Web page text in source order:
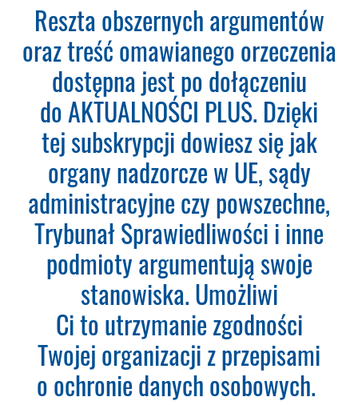
o Ochronie Danych
Osobowych (RODO).
Codzienna aktualizacja
bazy orzeczeń.
Teraz zamawiasz Szkolenie RODO -
Inspektor Ochrony Danych.Nie
musisz podawać karty płatniczej.
Wystarczy, że wypełnisz formularz
a na podany adres e-mail otrzymasz
fakturę VAT do opłacenia. Ważne:
Dopiero po zaksięgowaniu płatności
– system utworzy konto
użytkownika oraz uruchomi
subskrypcję. Dopiero od tego
momentu rozpoczyna się okres
Subskrypcji.
Reszta obszernych argumentów
oraz treść omawianego orzeczenia
dostępna jest po dołączeniu
do AKTUALNOŚCI PLUS. Dzięki
tej subskrypcji dowiesz się jak
organy nadzorcze w UE, sądy
administracyjne czy powszechne,
Trybunał Sprawiedliwości i inne
podmioty argumentują swoje
stanowiska. Umożliwi
Ci to utrzymanie zgodności
Twojej organizacji z przepisami
o ochronie danych osobowych.